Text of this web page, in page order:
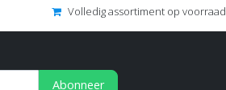
Volledig assortiment op voorraad
Abonneer